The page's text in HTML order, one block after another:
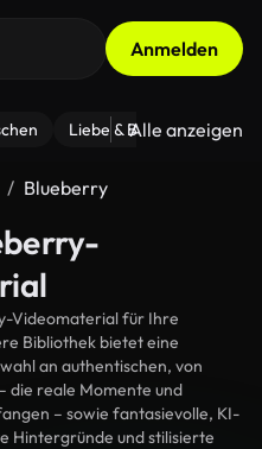
Anmelden
Liebe & Beziehungen
Alle anzeigen
Blueberry
Videomaterial für Ihre
Bibliothek bietet eine
an authentischen, von
die reale Momente und
– sowie fantasievolle, KI-
Hintergründe und stilisierte